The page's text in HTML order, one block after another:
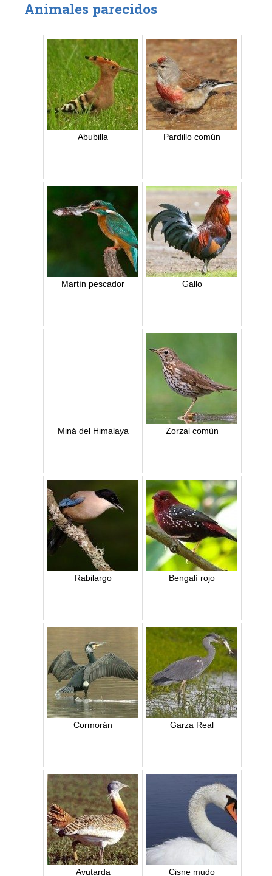
Animales parecidos
Abubilla Pardillo común
Martín pescador Gallo
Miná del Himalaya Zorzal común
Rabilargo Bengalí rojo
Cormorán Garza Real
Avutarda Cisne mudo